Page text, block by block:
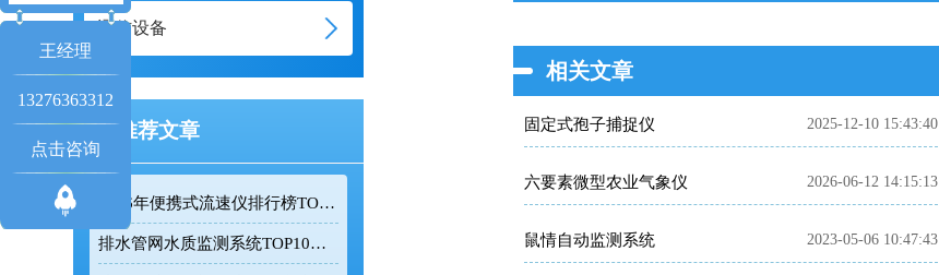
通信设备
推荐文章
2026年便携式流速仪排行榜TOP10：采购前必看的实力榜单
排水管网水质监测系统TOP10推荐榜单
相关文章
固定式孢子捕捉仪 2025-12-10 15:43:40
六要素微型农业气象仪 2026-06-12 14:15:13
鼠情自动监测系统 2023-05-06 10:47:43
王经理
13276363312
点击咨询